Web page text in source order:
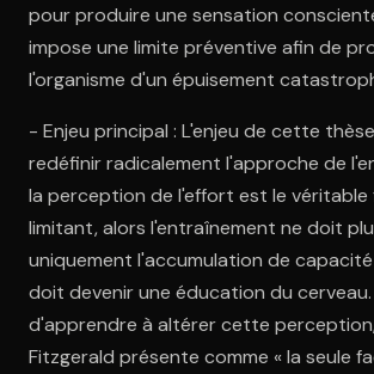
pour produire une sensation
impose une limite préventive afin de
l'organisme d'un épuisement
- Enjeu principal : L'enjeu de cette
redéfinir radicalement l'approche de
la perception de l'effort est le
limitant, alors l'entraînement ne doit
uniquement l'accumulation de
doit devenir une éducation du
d'apprendre à altérer cette
Fitzgerald présente comme « la seule